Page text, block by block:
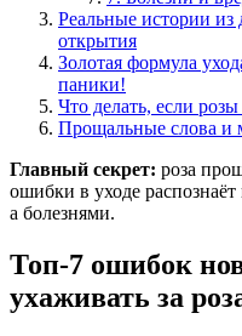
Реальные истории
открытия
Золотая формула
паники!
Что делать, если
Прощальные слова и
Главный секрет: роза
ошибки в уходе
а болезнями.
Топ-7 ошибок
ухаживать за